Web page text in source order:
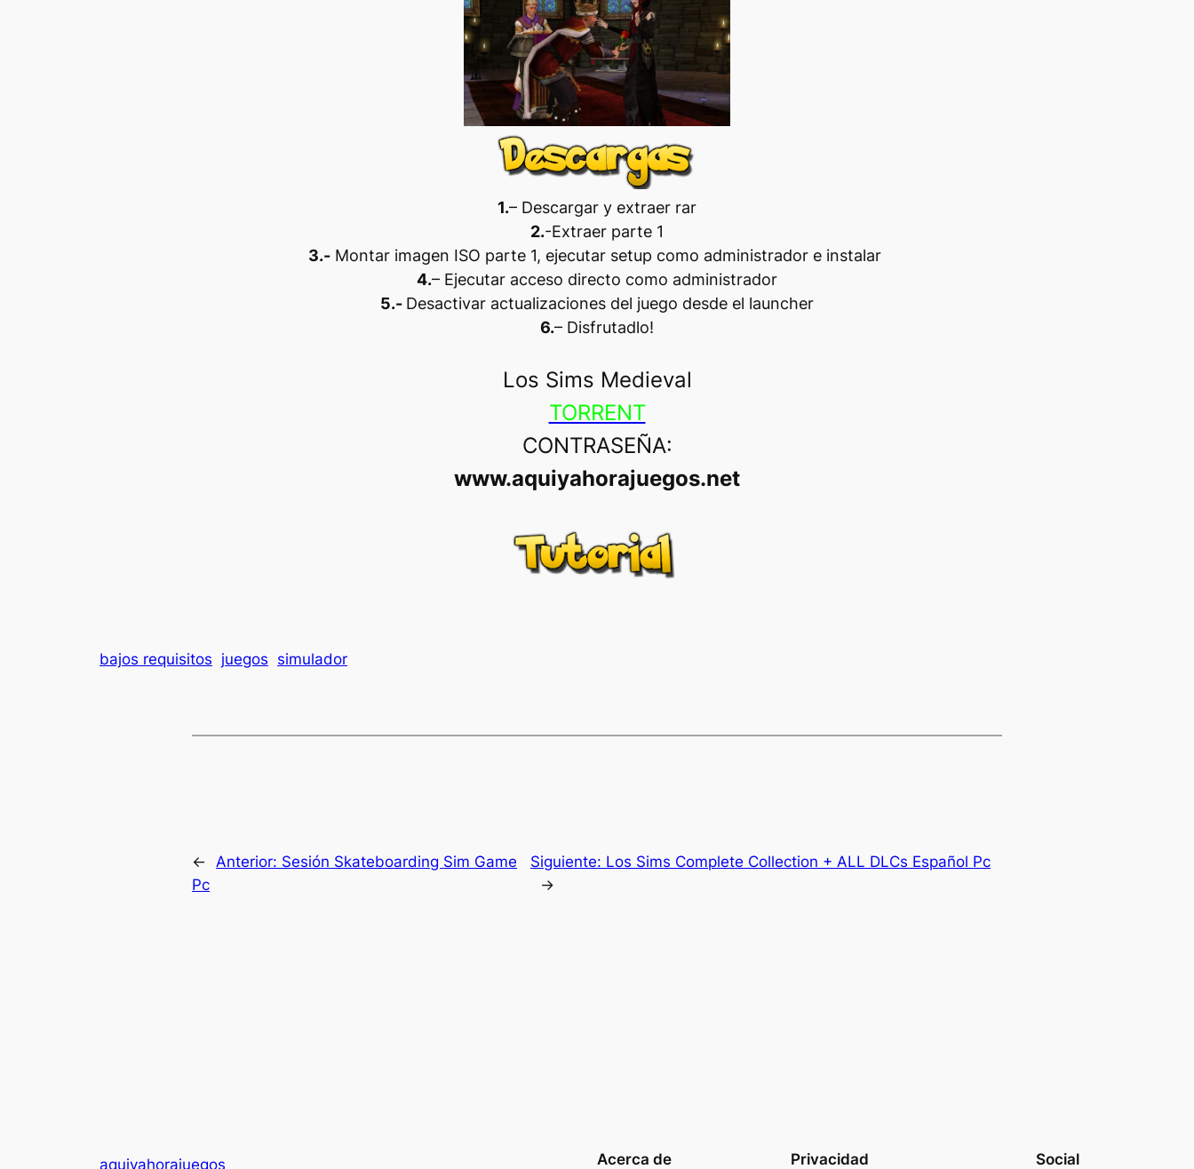
1.– Descargar y extraer rar
2.-Extraer parte 1
3.- Montar imagen ISO parte 1, ejecutar setup como administrador e instalar
4.– Ejecutar acceso directo como administrador
5.- Desactivar actualizaciones del juego desde el launcher
6.– Disfrutadlo!
Los Sims Medieval
TORRENT
CONTRASEÑA:
www.aquiyahorajuegos.net
bajos requisitos juegos simulador
← Anterior: Sesión Skateboarding Sim Game
Pc
Siguiente: Los Sims Complete Collection + ALL DLCs Español Pc
→
aquiyahorajuegos Acerca de Privacidad Social